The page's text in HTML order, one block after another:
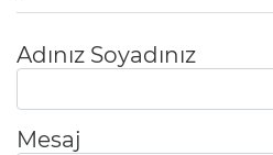
Adınız Soyadınız
Mesaj